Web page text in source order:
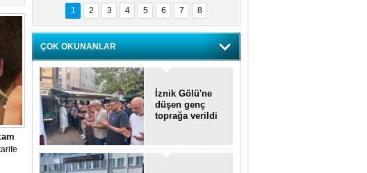
büyüleyen
fotoğraflar
Bursa’da
görüntülendi
1 2 3 4 5 6 7 8
ÇOK OKUNANLAR
İznik Gölü'ne
düşen genç
toprağa verildi